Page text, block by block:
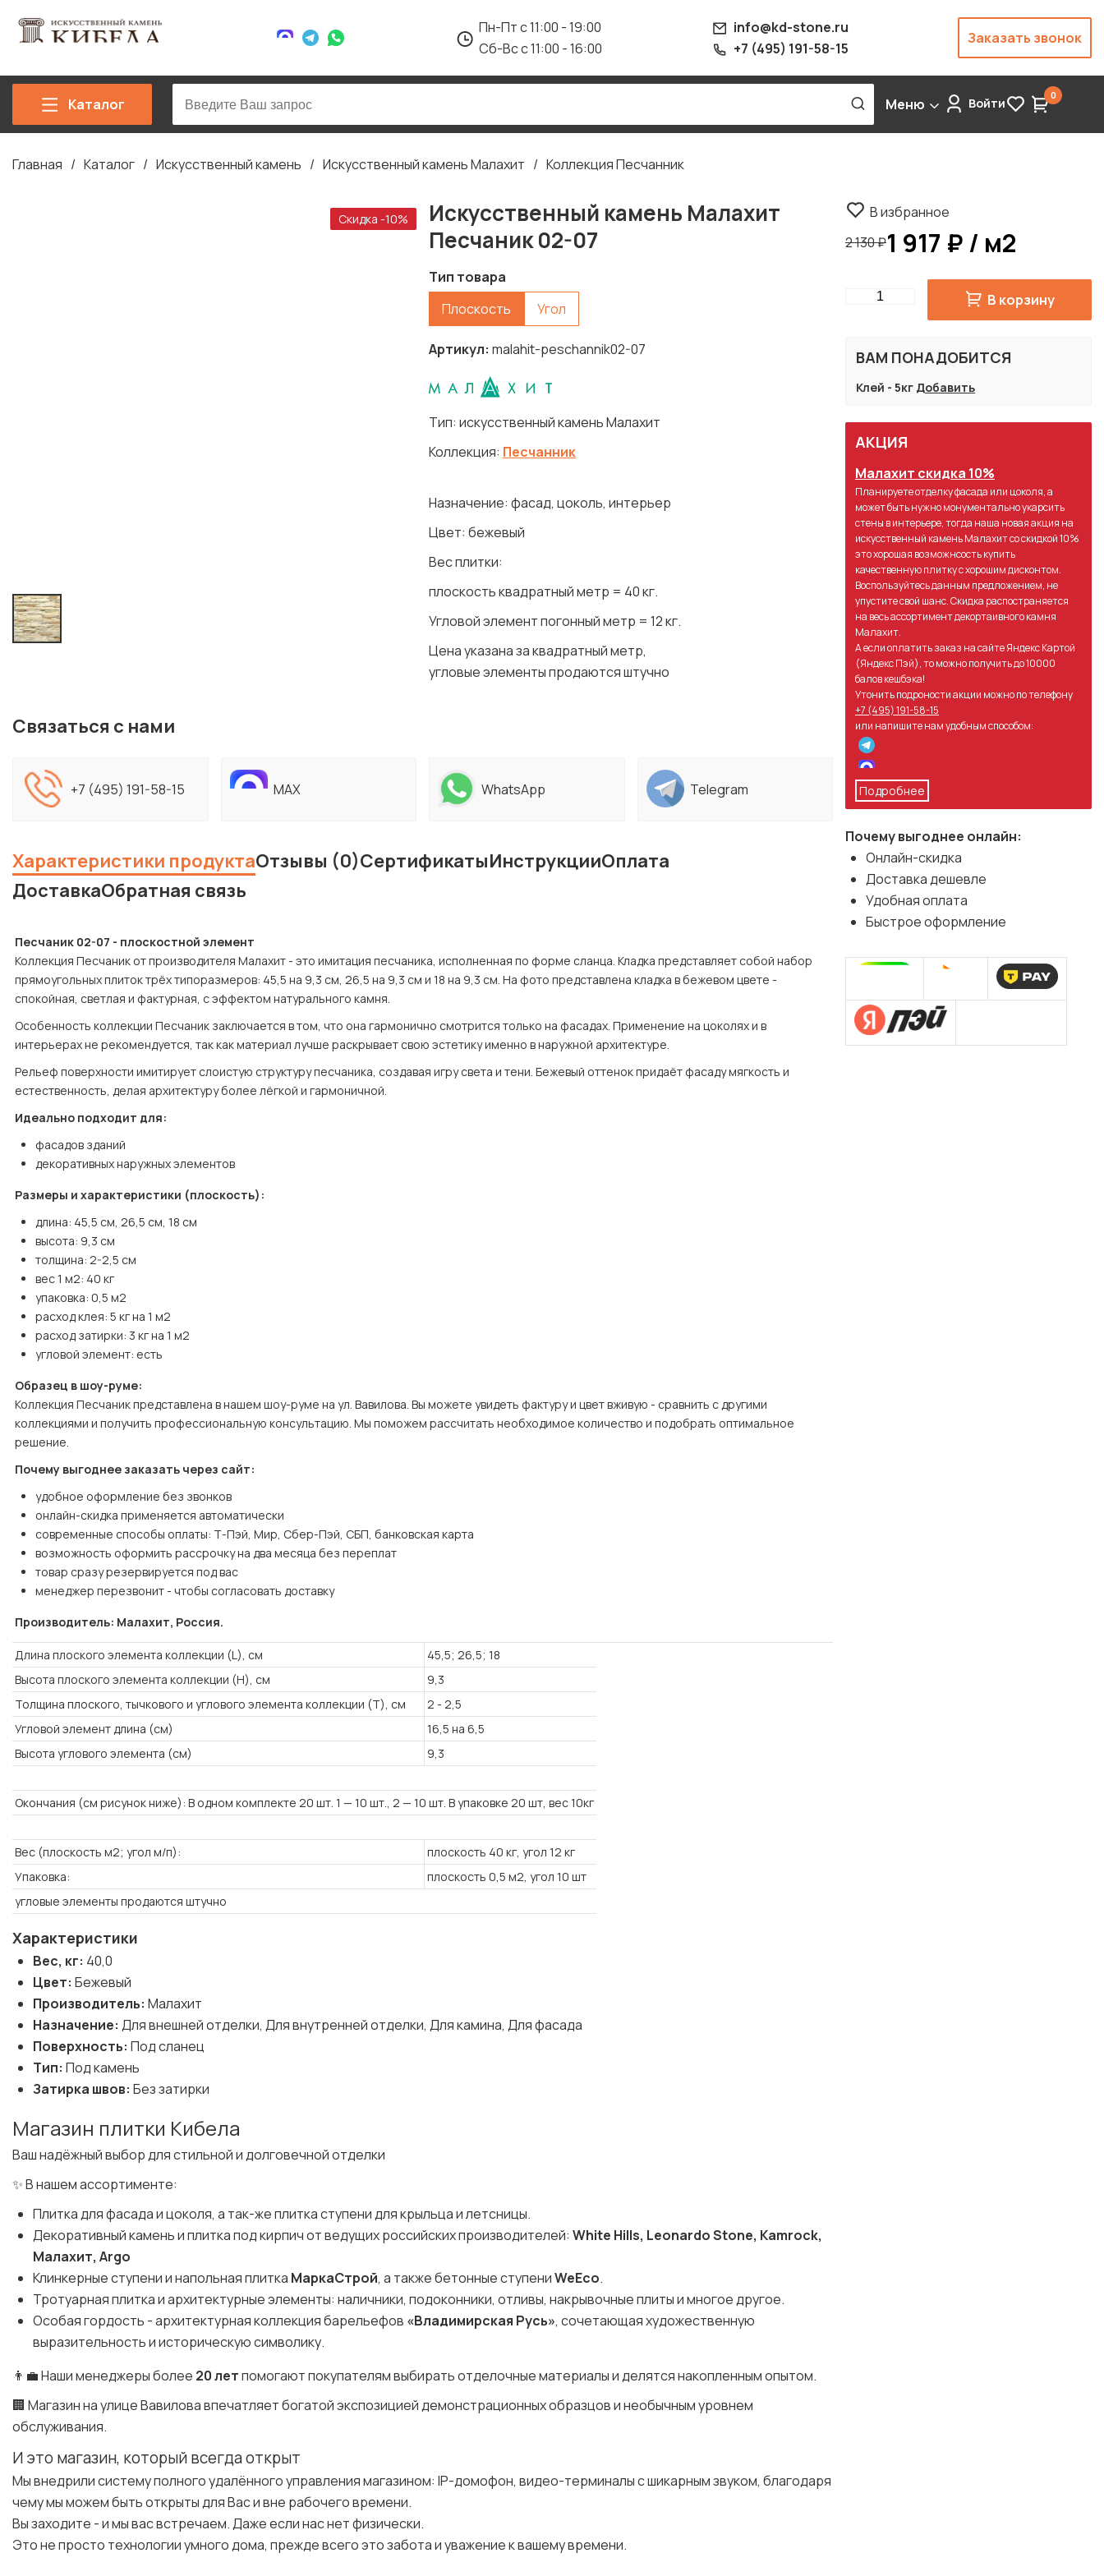
Пн-Пт с 11:00 - 19:00
Сб-Вс с 11:00 - 16:00
info@kd-stone.ru
+7 (495) 191-58-15
Заказать звонок
Каталог Меню Войти 0
Строка
Главная Каталог Искусственный камень Искусственный камень Малахит Коллекция Песчанник
Скидка -10%
Искусственный камень Малахит
Песчаник 02-07
Тип товара
Плоскость
Угол
Артикул malahit-peschannik02-07
Тип: искусственный камень Малахит
Коллекция: Песчанник
Назначение: фасад, цоколь, интерьер
Цвет: бежевый
Вес плитки:
плоскость квадратный метр = 40 кг.
Угловой элемент погонный метр = 12 кг.
Цена указана за квадратный метр,
угловые элементы продаются штучно
В избранное
2 130 ₽1 917 ₽ / м2
Quantity В корзину
ВАМ ПОНАДОБИТСЯ
Клей - 5кг Добавить
АКЦИЯ
Малахит скидка 10%
Планируете отделку фасада или цоколя, а
может быть нужно монументально укарсить
стены в интерьере, тогда наша новая акция на
искусственный камень Малахит со скидкой 10%
это хорошая возможнсость купить
качественную плитку с хорошим дисконтом.
Воспользуйтесь данным предложением, не
упустите свой шанс. Скидка распостраняется
на весь ассортимент декортаивного камня
Малахит.
А если оплатить заказ на сайте Яндекс Картой
(Яндекс Пэй), то можно получить до 10000
балов кешбэка!
Утонить подроности акции можно по телефону
+7 (495) 191-58-15
или напишите нам удобным способом:
Подробнее
Почему выгоднее онлайн:
Онлайн-скидка
Доставка дешевле
Удобная оплата
Быстрое оформление
Связаться с нами
+7 (495) 191-58-15 MAX WhatsApp Telegram
Характеристики продуктаОтзывы (0)СертификатыИнструкцииОплата
ДоставкаОбратная связь
Песчаник 02-07 - плоскостной элемент
Коллекция Песчаник от производителя Малахит - это имитация песчаника, исполненная по форме сланца. Кладка представляет собой набор
прямоугольных плиток трёх типоразмеров: 45,5 на 9,3 см, 26,5 на 9,3 см и 18 на 9,3 см. На фото представлена кладка в бежевом цвете -
спокойная, светлая и фактурная, с эффектом натурального камня.
Особенность коллекции Песчаник заключается в том, что она гармонично смотрится только на фасадах. Применение на цоколях и в
интерьерах не рекомендуется, так как материал лучше раскрывает свою эстетику именно в наружной архитектуре.
Рельеф поверхности имитирует слоистую структуру песчаника, создавая игру света и тени. Бежевый оттенок придаёт фасаду мягкость и
естественность, делая архитектуру более лёгкой и гармоничной.
Идеально подходит для:
фасадов зданий
декоративных наружных элементов
Размеры и характеристики (плоскость):
длина: 45,5 см, 26,5 см, 18 см
высота: 9,3 см
толщина: 2-2,5 см
вес 1 м2: 40 кг
упаковка: 0,5 м2
расход клея: 5 кг на 1 м2
расход затирки: 3 кг на 1 м2
угловой элемент: есть
Образец в шоу-руме:
Коллекция Песчаник представлена в нашем шоу-руме на ул. Вавилова. Вы можете увидеть фактуру и цвет вживую - сравнить с другими
коллекциями и получить профессиональную консультацию. Мы поможем рассчитать необходимое количество и подобрать оптимальное
решение.
Почему выгоднее заказать через сайт:
удобное оформление без звонков
онлайн-скидка применяется автоматически
современные способы оплаты: Т-Пэй, Мир, Сбер-Пэй, СБП, банковская карта
возможность оформить рассрочку на два месяца без переплат
товар сразу резервируется под вас
менеджер перезвонит - чтобы согласовать доставку
Производитель: Малахит, Россия.
Длина плоского элемента коллекции (L), см
45,5; 26,5; 18
Высота плоского элемента коллекции (H), см
9,3
Толщина плоского, тычкового и углового элемента коллекции (T), см
2 - 2,5
Угловой элемент длина (см)
16,5 на 6,5
Высота углового элемента (см)
9,3
Окончания (см рисунок ниже): В одном комплекте 20 шт. 1 — 10 шт., 2 — 10 шт. В упаковке 20 шт, вес 10кг
Вес (плоскость м2; угол м/п):
плоскость 40 кг, угол 12 кг
Упаковка:
плоскость 0,5 м2, угол 10 шт
угловые элементы продаются штучно
Характеристики
Вес, кг: 40,0
Цвет: Бежевый
Производитель: Малахит
Назначение: Для внешней отделки, Для внутренней отделки, Для камина, Для фасада
Поверхность: Под сланец
Тип: Под камень
Затирка швов: Без затирки
Магазин плитки Кибела
Ваш надёжный выбор для стильной и долговечной отделки
✨ В нашем ассортименте:
Плитка для фасада и цоколя, а так-же плитка ступени для крыльца и летсницы.
Декоративный камень и плитка под кирпич от ведущих российских производителей: White Hills, Leonardo Stone, Kamrock,
Малахит, Argo
Клинкерные ступени и напольная плитка МаркаСтрой, а также бетонные ступениWeEco.
Тротуарная плитка и архитектурные элементы: наличники, подоконники, отливы, накрывочные плиты и многое другое.
Особая гордость - архитектурная коллекция барельефов «Владимирская Русь», сочетающая художественную
выразительность и историческую символику.
👨‍💼 Наши менеджеры более 20 летпомогают покупателям выбирать отделочные материалы и делятся накопленным опытом.
🏢 Магазин на улице Вавилова впечатляет богатой экспозицией демонстрационных образцов и необычным уровнем
обслуживания.
И это магазин, который всегда открыт
Мы внедрили систему полного удалённого управления магазином: IP-домофон, видео-терминалы с шикарным звуком, благодаря
чему мы можем быть открыты для Вас и вне рабочего времени.
Вы заходите - и мы вас встречаем. Даже если нас нет физически.
Это не просто технологии умного дома, прежде всего это забота и уважение к вашему времени.